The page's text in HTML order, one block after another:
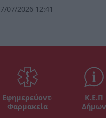
07/2026 12:41
Εφημερεύοντα
Φαρμακεία
Κ.Ε.Π
Δήμων